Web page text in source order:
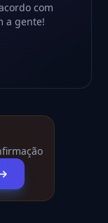
com
a gente!